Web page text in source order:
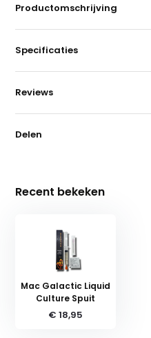
Productomschrijving
Specificaties
Reviews
Delen
Recent bekeken
Mac Galactic Liquid
Culture Spuit
€ 18,95